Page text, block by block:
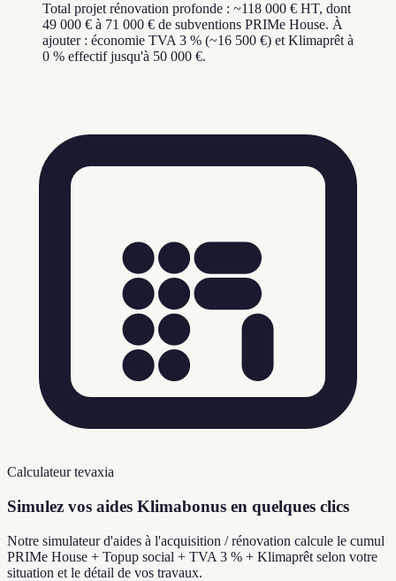
Total projet rénovation profonde : ~118 000 € HT, dont
49 000 € à 71 000 € de subventions PRIMe House. À
ajouter : économie TVA 3 % (~16 500 €) et Klimaprêt à
0 % effectif jusqu'à 50 000 €.
Calculateur tevaxia
Simulez vos aides Klimabonus en quelques clics
Notre simulateur d'aides à l'acquisition / rénovation calcule le cumul
PRIMe House + Topup social + TVA 3 % + Klimaprêt selon votre
situation et le détail de vos travaux.